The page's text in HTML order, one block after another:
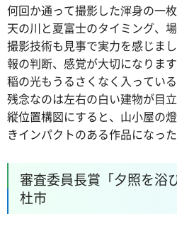
何回か通って撮影した渾身の一
天の川と夏富士のタイミング、
撮影技術も見事で実力を感じま
報の判断、感覚が大切になりま
稲の光もうるさくなく入ってい
残念なのは左右の白い建物が目
縦位置構図にすると、山小屋の
きインパクトのある作品になった
審査委員長賞「夕照を浴
杜市